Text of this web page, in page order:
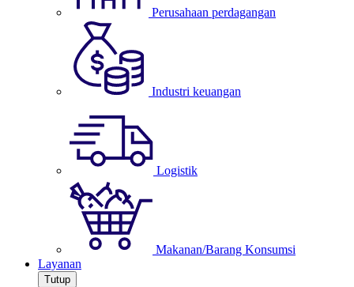
Perusahaan perdagangan
Industri keuangan
Logistik
Makanan/Barang Konsumsi
Layanan
Tutup